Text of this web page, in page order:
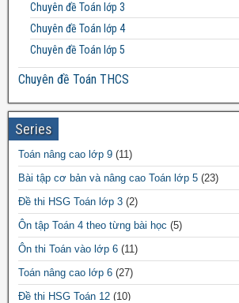
Chuyên đề Toán lớp 3
Chuyên đề Toán lớp 4
Chuyên đề Toán lớp 5
Chuyên đề Toán THCS
Bất đẳng thức THCS
Chuyên đề Toán lớp 6
Chuyên đề Toán lớp 7
Chuyên đề Toán lớp 8
Chuyên đề Toán lớp 9
Chuyên đề Toán THPT
Chuyên đề Toán lớp 10
Chuyên đề Toán lớp 11
Chuyên đề Toán lớp 12
Series
Toán nâng cao lớp 9 (11)
Bài tập cơ bản và nâng cao Toán lớp 5 (23)
Đề thi HSG Toán lớp 3 (2)
Ôn tập Toán 4 theo từng bài học (5)
Ôn thi Toán vào lớp 6 (11)
Toán nâng cao lớp 6 (27)
Đề thi HSG Toán 12 (10)